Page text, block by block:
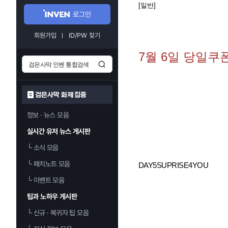
로그인
회원가입 ID/PW 찾기
검은사막 화제 집중
정보 · 뉴스 모음
실시간 유저 뉴스 게시판
└소식 모음
└패치노트 모음
└이벤트 모음
팁과 노하우 게시판
└신규 · 복귀자 팁 모음
[일반]
7월 6일 당일쿠
DAY5SUPRISE4YOU